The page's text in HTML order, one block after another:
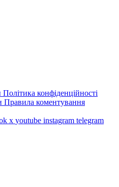
Політика конфіденційності
Правила коментування
x youtube instagram telegram